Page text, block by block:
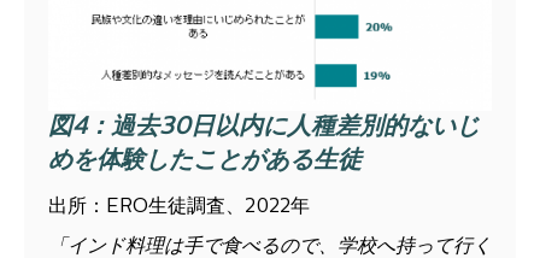
図4： 過去30日以内に人種差別的ないじ
めを体験したことがある生徒
出所：ERO生徒調査、2022年
「インド料理は手で食べるので、学校へ持って行く